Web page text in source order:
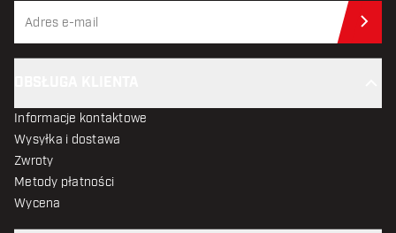
Informacje kontaktowe
Wysyłka i dostawa
Zwroty
Metody płatności
Wycena